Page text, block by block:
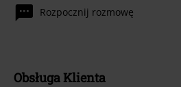
Rozpocznij rozmowę
Obsługa Klienta